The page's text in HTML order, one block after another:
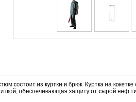
состоит из куртки и брюк. Куртка на
обеспечивающая защиту от сырой неф